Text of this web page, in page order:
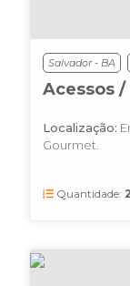
Salvador - BA
Acessos /
Localização:
Gourmet.
Quantidade: 2